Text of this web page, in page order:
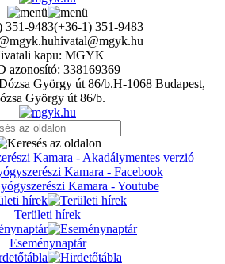
(+36-1) 351-9483
hivatal@mgyk.hu
kapu: MGYK
azonosító: 338169369
H-1068 Budapest,
György út 86/b.
Területi hírek
Eseménynaptár